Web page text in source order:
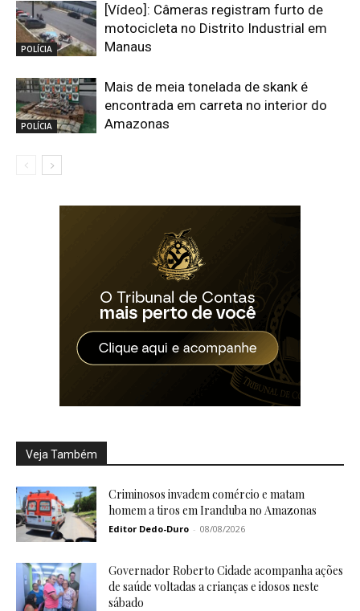
POLÍCIA
[Vídeo]: Câmeras registram furto de
motocicleta no Distrito Industrial em
Manaus
POLÍCIA
Mais de meia tonelada de skank é
encontrada em carreta no interior do
Amazonas
Veja Também
Criminosos invadem comércio e matam
homem a tiros em Iranduba no Amazonas
Editor Dedo-Duro - 08/08/2026
Governador Roberto Cidade acompanha ações
de saúde voltadas a crianças e idosos neste
sábado